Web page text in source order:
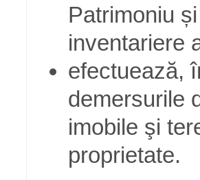
Patrimoniu
inventariere
efectuează,
demersurile
imobile şi
proprietate.